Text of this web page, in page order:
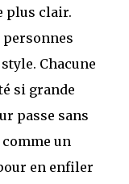
plus clair.
personnes
Chacune
si grande
passe sans
comme un
en enfiler